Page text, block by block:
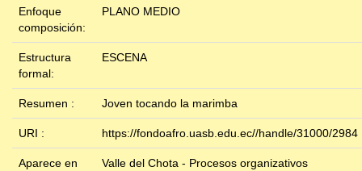
Enfoque
composición:
PLANO MEDIO
Estructura
formal:
ESCENA
Resumen : Joven tocando la marimba
URI : https://fondoafro.uasb.edu.ec//handle/31000/2984
Aparece en
Valle del Chota - Procesos organizativos